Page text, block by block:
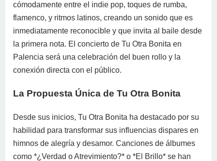
cómodamente entre el indie pop, toques de rumba,
flamenco, y ritmos latinos, creando un sonido que es
inmediatamente reconocible y que invita al baile desde
la primera nota. El concierto de Tu Otra Bonita en
Palencia será una celebración del buen rollo y la
conexión directa con el público.
La Propuesta Única de Tu Otra Bonita
Desde sus inicios, Tu Otra Bonita ha destacado por su
habilidad para transformar sus influencias dispares en
himnos de alegría y desamor. Canciones de álbumes
como *¿Verdad o Atrevimiento?* o *El Brillo* se han